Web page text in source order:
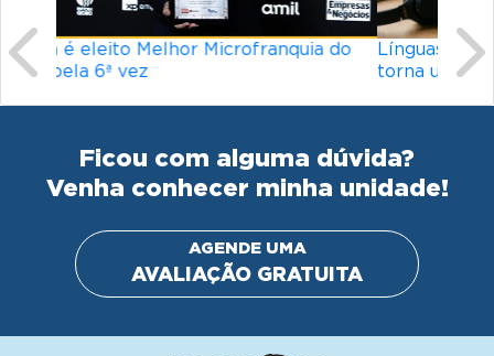
Línguas mais difíceis do mundo: o que
torna um idioma desafiador?
Ficou com alguma dúvida?
Venha conhecer minha unidade!
AGENDE UMA
AVALIAÇÃO GRATUITA